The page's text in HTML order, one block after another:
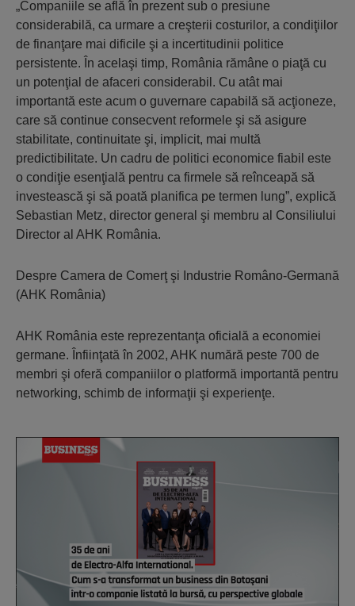
„Companiile se află în prezent sub o presiune
considerabilă, ca urmare a creşterii costurilor, a condiţiilor
de finanţare mai dificile şi a incertitudinii politice
persistente. În acelaşi timp, România rămâne o piaţă cu
un potenţial de afaceri considerabil. Cu atât mai
importantă este acum o guvernare capabilă să acţioneze,
care să continue consecvent reformele şi să asigure
stabilitate, continuitate şi, implicit, mai multă
predictibilitate. Un cadru de politici economice fiabil este
o condiţie esenţială pentru ca firmele să reînceapă să
investească şi să poată planifica pe termen lung”, explică
Sebastian Metz, director general şi membru al Consiliului
Director al AHK România.
Despre Camera de Comerţ şi Industrie Româno-Germană
(AHK România)
AHK România este reprezentanţa oficială a economiei
germane. Înfiinţată în 2002, AHK numără peste 700 de
membri şi oferă companiilor o platformă importantă pentru
networking, schimb de informaţii şi experienţe.